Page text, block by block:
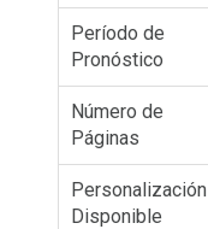
Período de
Pronóstico
Número de
Páginas
Personalización
Disponible